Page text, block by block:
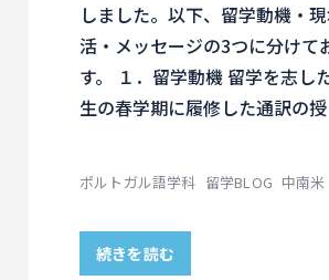
しました。以下、留学動機・
活・メッセージの3つに分けて
す。 １．留学動機 留学を志し
生の春学期に履修した通訳の
ポルトガル語学科 留学BLOG 中南米
続きを読む